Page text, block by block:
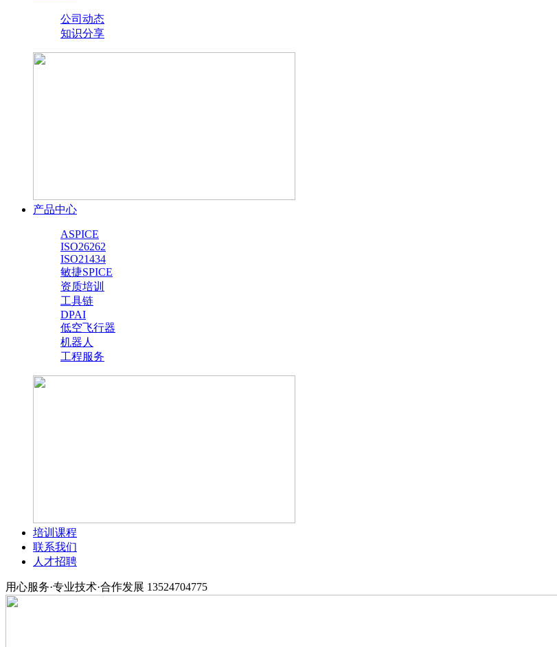
公司动态
知识分享
产品中心
ASPICE
ISO26262
ISO21434
敏捷SPICE
资质培训
工具链
DPAI
低空飞行器
机器人
工程服务
培训课程
联系我们
人才招聘
用心服务·专业技术·合作发展 13524704775